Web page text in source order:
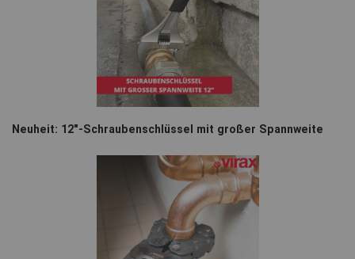
Neuheit: 12"-Schraubenschlüssel mit großer Spannweite